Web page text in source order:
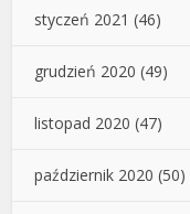
styczeń 2021 (46)
grudzień 2020 (49)
listopad 2020 (47)
październik 2020 (50)